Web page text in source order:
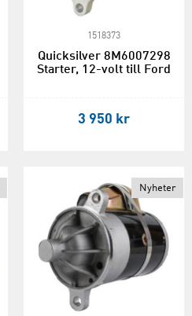
1518373
Quicksilver 8M6007298
Starter, 12-volt till Ford
3 950 kr
Nyheter